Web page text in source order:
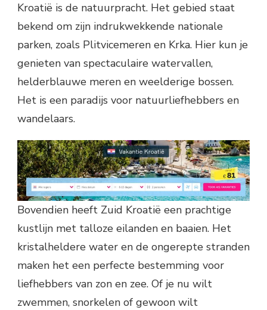
Kroatië is de natuurpracht. Het gebied staat
bekend om zijn indrukwekkende nationale
parken, zoals Plitvicemeren en Krka. Hier kun je
genieten van spectaculaire watervallen,
helderblauwe meren en weelderige bossen.
Het is een paradijs voor natuurliefhebbers en
wandelaars.
Bovendien heeft Zuid Kroatië een prachtige
kustlijn met talloze eilanden en baaien. Het
kristalheldere water en de ongerepte stranden
maken het een perfecte bestemming voor
liefhebbers van zon en zee. Of je nu wilt
zwemmen, snorkelen of gewoon wilt